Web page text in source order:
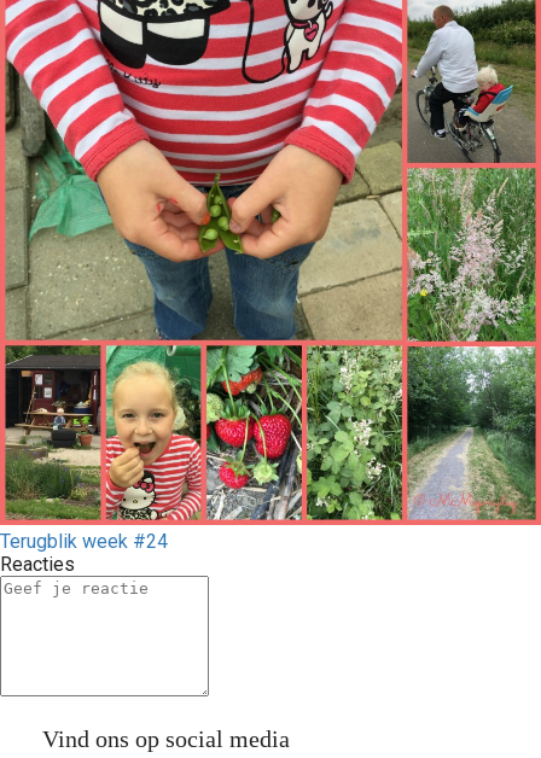
Terugblik week #24
Reacties
Vind ons op social media